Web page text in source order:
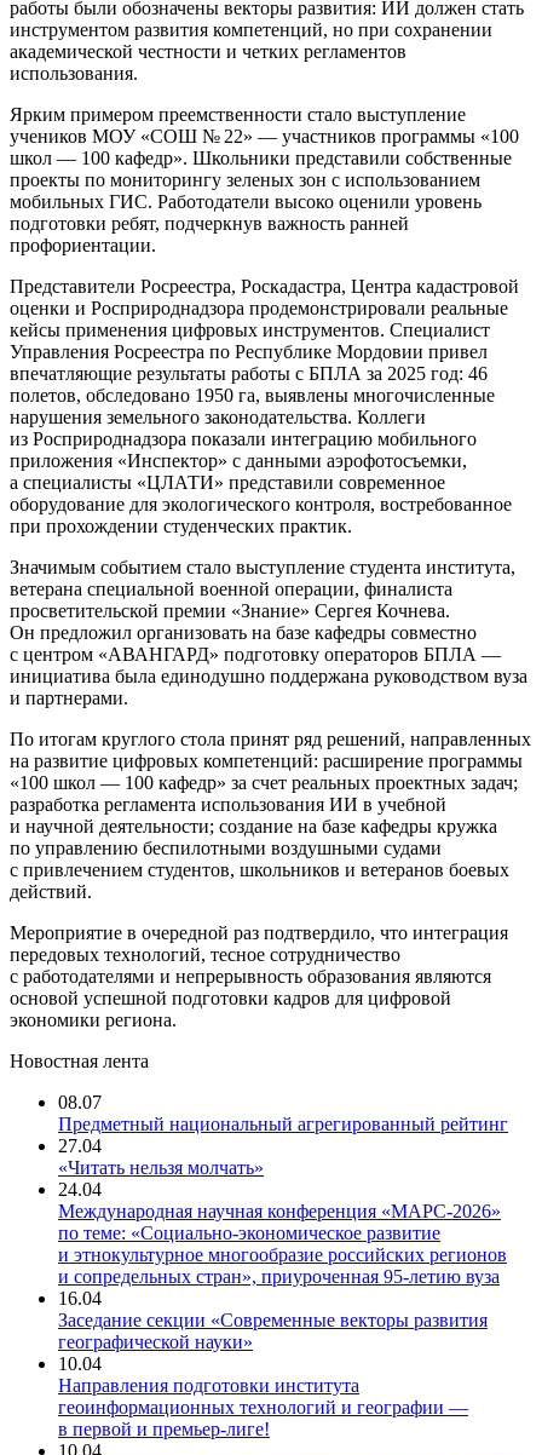
работы были обозначены векторы развития: ИИ должен стать
инструментом развития компетенций, но при сохранении
академической честности и четких регламентов
использования.
Ярким примером преемственности стало выступление
учеников МОУ «СОШ № 22» — участников программы «100
школ — 100 кафедр». Школьники представили собственные
проекты по мониторингу зеленых зон с использованием
мобильных ГИС. Работодатели высоко оценили уровень
подготовки ребят, подчеркнув важность ранней
профориентации.
Представители Росреестра, Роскадастра, Центра кадастровой
оценки и Росприроднадзора продемонстрировали реальные
кейсы применения цифровых инструментов. Специалист
Управления Росреестра по Республике Мордовии привел
впечатляющие результаты работы с БПЛА за 2025 год: 46
полетов, обследовано 1950 га, выявлены многочисленные
нарушения земельного законодательства. Коллеги
из Росприроднадзора показали интеграцию мобильного
приложения «Инспектор» с данными аэрофотосъемки,
а специалисты «ЦЛАТИ» представили современное
оборудование для экологического контроля, востребованное
при прохождении студенческих практик.
Значимым событием стало выступление студента института,
ветерана специальной военной операции, финалиста
просветительской премии «Знание» Сергея Кочнева.
Он предложил организовать на базе кафедры совместно
с центром «АВАНГАРД» подготовку операторов БПЛА —
инициатива была единодушно поддержана руководством вуза
и партнерами.
По итогам круглого стола принят ряд решений, направленных
на развитие цифровых компетенций: расширение программы
«100 школ — 100 кафедр» за счет реальных проектных задач;
разработка регламента использования ИИ в учебной
и научной деятельности; создание на базе кафедры кружка
по управлению беспилотными воздушными судами
с привлечением студентов, школьников и ветеранов боевых
действий.
Мероприятие в очередной раз подтвердило, что интеграция
передовых технологий, тесное сотрудничество
с работодателями и непрерывность образования являются
основой успешной подготовки кадров для цифровой
экономики региона.
Новостная лента
08.07
Предметный национальный агрегированный рейтинг
27.04
«Читать нельзя молчать»
24.04
Международная научная конференция «МАРС-2026»
по теме: «Социально-экономическое развитие
и этнокультурное многообразие российских регионов
и сопредельных стран», приуроченная 95-летию вуза
16.04
Заседание секции «Современные векторы развития
географической науки»
10.04
Направления подготовки института
геоинформационных технологий и географии —
в первой и премьер-лиге!
10.04